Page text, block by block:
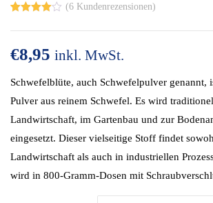
mit4.00
basieren
d auf
wertungen
(6Kundenrezensionen)
€8,95 inkl. MwSt.
Schwefelblüte, auch Schwefelpulver genannt,
Pulver aus reinem Schwefel. Es wird
Landwirtschaft, im Gartenbau und zur
eingesetzt. Dieser vielseitige Stoff findet
Landwirtschaft als auch in industriellen
wird in 800-Gramm-Dosen mit